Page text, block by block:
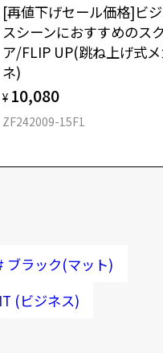
[再値下げセール価格]ビ
スシーンにおすすめのス
ア/FLIP UP(跳ね上げ式
ネ)
¥ 10,080
ZF242009-15F1
ブラック(マット)
(ビジネス)